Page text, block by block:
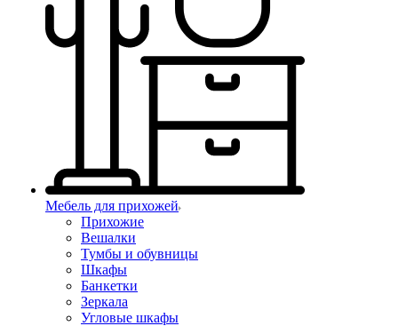
Мебель для прихожей
Прихожие
Вешалки
Тумбы и обувницы
Шкафы
Банкетки
Зеркала
Угловые шкафы